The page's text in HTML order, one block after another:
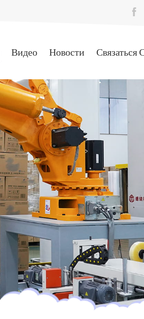
Видео Новости Связаться